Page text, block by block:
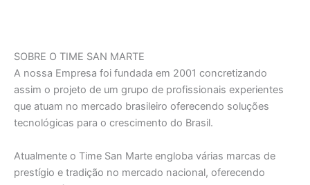
SOBRE O TIME SAN MARTE
A nossa Empresa foi fundada em 2001 concretizando
assim o projeto de um grupo de profissionais experientes
que atuam no mercado brasileiro oferecendo soluções
tecnológicas para o crescimento do Brasil.
Atualmente o Time San Marte engloba várias marcas de
prestígio e tradição no mercado nacional, oferecendo